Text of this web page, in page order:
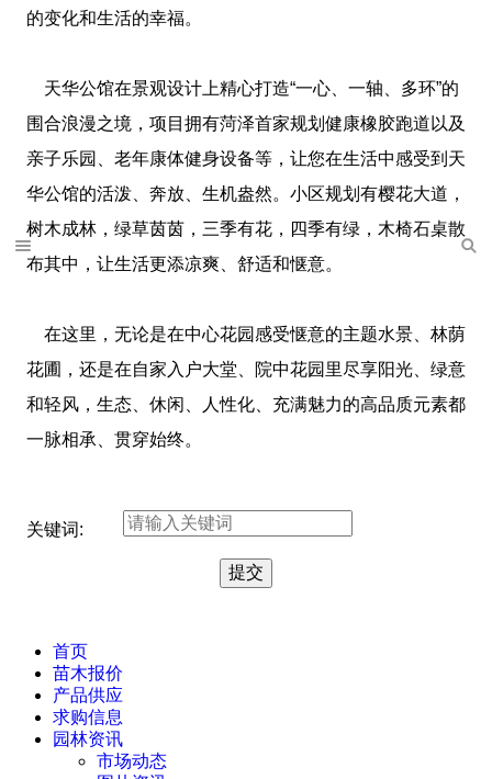
的变化和生活的幸福。
天华公馆在景观设计上精心打造“一心、一轴、多环”的
围合浪漫之境，项目拥有菏泽首家规划健康橡胶跑道以及
亲子乐园、老年康体健身设备等，让您在生活中感受到天
华公馆的活泼、奔放、生机盎然。小区规划有樱花大道，
树木成林，绿草茵茵，三季有花，四季有绿，木椅石桌散
布其中，让生活更添凉爽、舒适和惬意。
在这里，无论是在中心花园感受惬意的主题水景、林荫
花圃，还是在自家入户大堂、院中花园里尽享阳光、绿意
和轻风，生态、休闲、人性化、充满魅力的高品质元素都
一脉相承、贯穿始终。
关键词:
首页
苗木报价
产品供应
求购信息
园林资讯
市场动态